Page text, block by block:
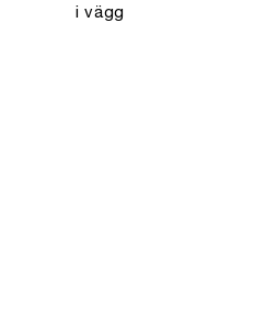
i vägg